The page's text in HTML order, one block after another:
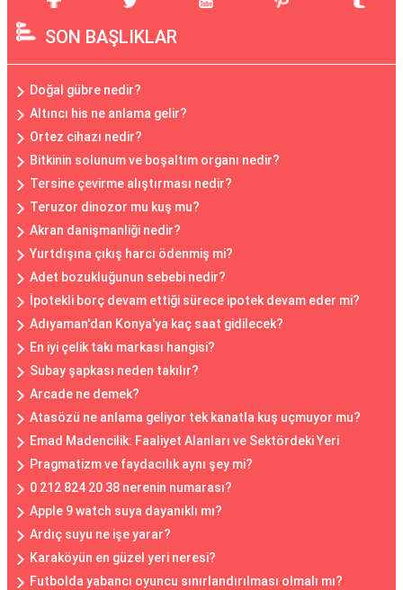
SON BAŞLIKLAR
Doğal gübre nedir?
Altıncı his ne anlama gelir?
Ortez cihazı nedir?
Bitkinin solunum ve boşaltım organı nedir?
Tersine çevirme alıştırması nedir?
Teruzor dinozor mu kuş mu?
Akran danişmanliği nedir?
Yurtdışına çıkış harcı ödenmiş mi?
Adet bozukluğunun sebebi nedir?
İpotekli borç devam ettiği sürece ipotek devam eder mi?
Adıyaman'dan Konya'ya kaç saat gidilecek?
En iyi çelik takı markası hangisi?
Subay şapkası neden takılır?
Arcade ne demek?
Atasözü ne anlama geliyor tek kanatla kuş uçmuyor mu?
Emad Madencilik: Faaliyet Alanları ve Sektördeki Yeri
Pragmatizm ve faydacılık aynı şey mi?
0 212 824 20 38 nerenin numarası?
Apple 9 watch suya dayanıklı mı?
Ardıç suyu ne işe yarar?
Karaköyün en güzel yeri neresi?
Futbolda yabancı oyuncu sınırlandırılması olmalı mı?